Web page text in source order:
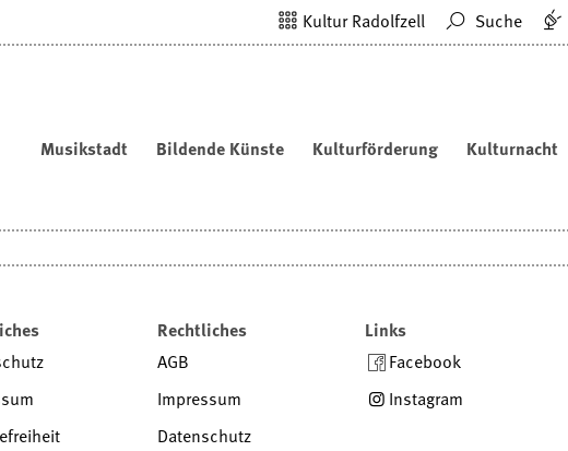
Kultur Radolfzell Suche
Musikstadt Bildende Künste Kulturförderung Kulturnacht
Rechtliches
AGB
Impressum
Datenschutz
Links
Facebook
Instagram